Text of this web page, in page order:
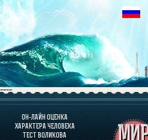
----
ОН-ЛАЙН ОЦЕНКА
ХАРАКТЕРА ЧЕЛОВЕКА
ТЕСТ ВОЛИКОВА
О
ОЦЕНКА